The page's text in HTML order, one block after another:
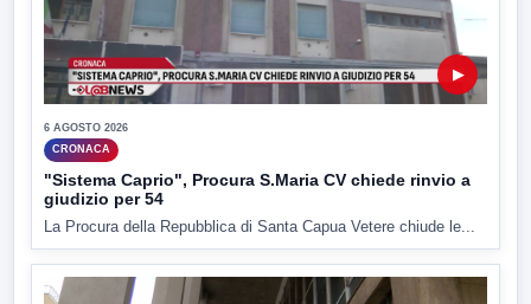
▶
6 AGOSTO 2026
CRONACA
"Sistema Caprio", Procura S.Maria CV chiede rinvio a
giudizio per 54
La Procura della Repubblica di Santa Capua Vetere chiude le...